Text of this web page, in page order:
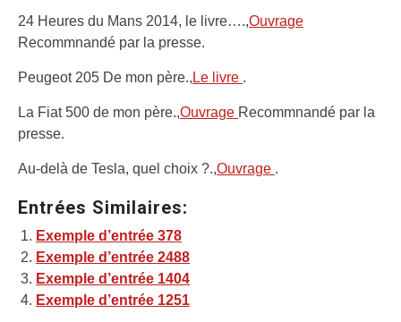
24 Heures du Mans 2014, le livre….,Ouvrage
Recommnandé par la presse.
Peugeot 205 De mon père., Le livre .
La Fiat 500 de mon père.,Ouvrage Recommnandé par la
presse.
Au-delà de Tesla, quel choix ?.,Ouvrage .
Entrées Similaires:
Exemple d’entrée 378
Exemple d’entrée 2488
Exemple d’entrée 1404
Exemple d’entrée 1251